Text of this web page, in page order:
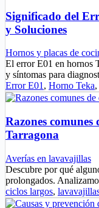
Significado del
y Soluciones
Hornos y placas de
El error E01 en hornos
y síntomas para
Error E01 , Horno Teka,
Razones
Tarragona
Averías en lavavajillas
Descubre por qué
prolongados.
ciclos largos,